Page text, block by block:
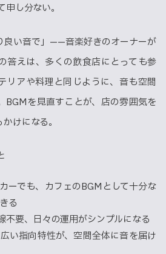
し分ない。
良い音で」——音楽好きのオーナーが
答えは、多くの飲食店にとっても参
リアや料理と同じように、音も空間
BGMを見直すことが、店の雰囲気を
けになる。
ーでも、カフェのBGMとして十分な
る
要、日々の運用がシンプルになる
い指向特性が、空間全体に音を届け